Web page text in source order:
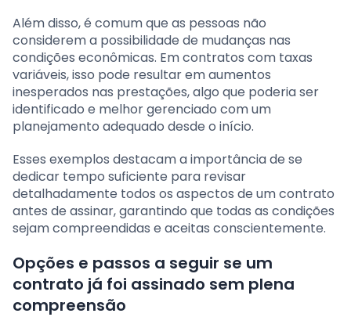
Além disso, é comum que as pessoas não
considerem a possibilidade de mudanças nas
condições econômicas. Em contratos com taxas
variáveis, isso pode resultar em aumentos
inesperados nas prestações, algo que poderia ser
identificado e melhor gerenciado com um
planejamento adequado desde o início.
Esses exemplos destacam a importância de se
dedicar tempo suficiente para revisar
detalhadamente todos os aspectos de um contrato
antes de assinar, garantindo que todas as condições
sejam compreendidas e aceitas conscientemente.
Opções e passos a seguir se um
contrato já foi assinado sem plena
compreensão